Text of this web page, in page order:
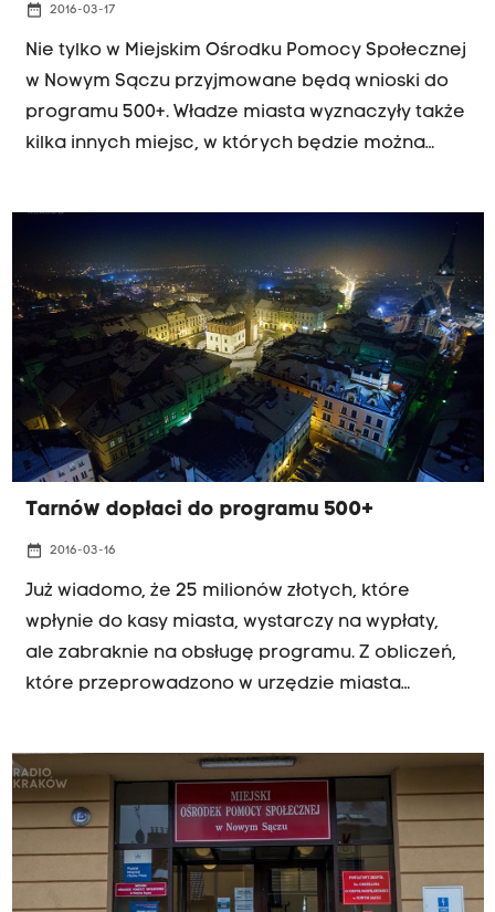
date_range 2016-03-17
Nie tylko w Miejskim Ośrodku Pomocy Społecznej
w Nowym Sączu przyjmowane będą wnioski do
programu 500+. Władze miasta wyznaczyły także
kilka innych miejsc, w których będzie można
Tarnów dopłaci do programu 500+
date_range 2016-03-16
Już wiadomo, że 25 milionów złotych, które
wpłynie do kasy miasta, wystarczy na wypłaty,
ale zabraknie na obsługę programu. Z obliczeń,
które przeprowadzono w urzędzie miasta
administracyjną" nie pokryje koniecznych
wydatków.